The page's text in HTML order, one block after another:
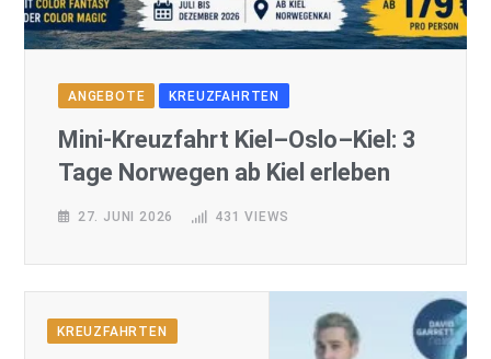
ANGEBOTE KREUZFAHRTEN
Mini-Kreuzfahrt Kiel–Oslo–Kiel: 3
Tage Norwegen ab Kiel erleben
27. JUNI 2026 431 VIEWS
KREUZFAHRTEN